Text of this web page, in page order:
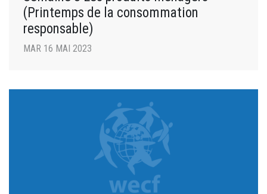
(Printemps de la consommation
responsable)
MAR 16 MAI 2023